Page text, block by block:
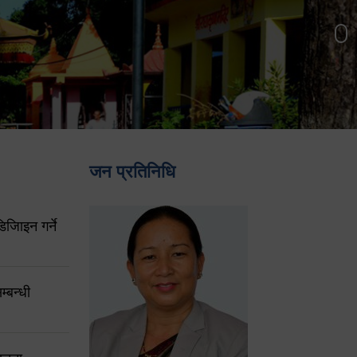
गर्ने
जन प्रतिनिधि